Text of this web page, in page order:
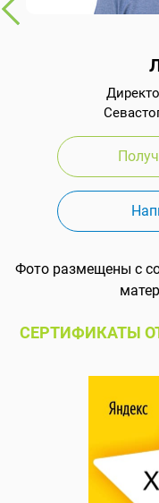
Фото размещены с
СЕРТИФИКАТЫ